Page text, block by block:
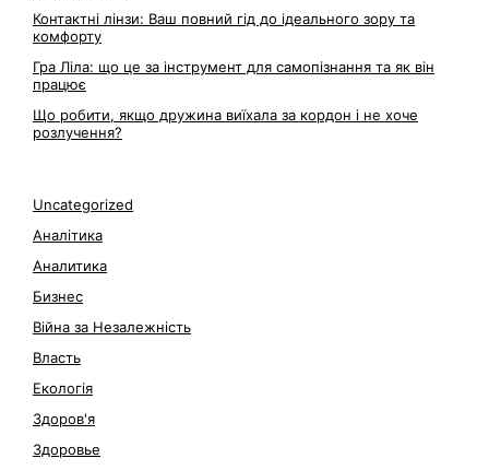
Контактні лінзи: Ваш повний гід до ідеального зору та
комфорту
Гра Ліла: що це за інструмент для самопізнання та як він
працює
Що робити, якщо дружина виїхала за кордон і не хоче
розлучення?
Uncategorized
Аналітика
Аналитика
Бизнес
Війна за Незалежність
Власть
Екологія
Здоров'я
Здоровье